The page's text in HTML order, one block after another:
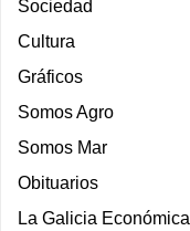
Sociedad
Cultura
Gráficos
Somos Agro
Somos Mar
Obituarios
La Galicia Económica